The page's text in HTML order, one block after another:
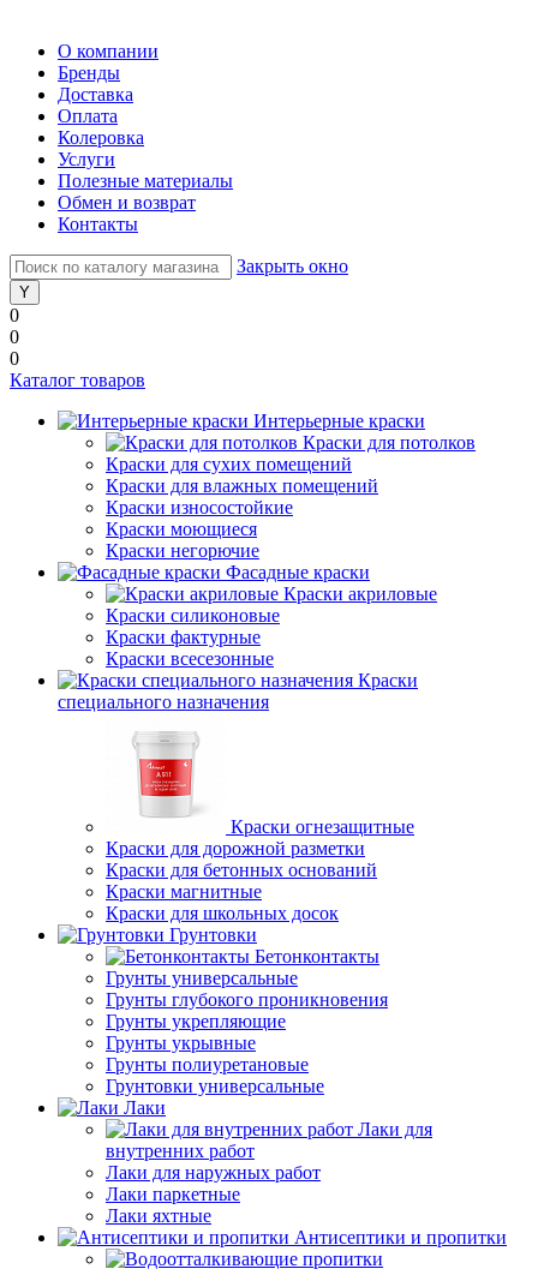
О компании
Бренды
Доставка
Оплата
Колеровка
Услуги
Полезные материалы
Обмен и возврат
Контакты
Закрыть окно
0
0
0
Каталог товаров
Интерьерные краски
Краски для потолков
Краски для сухих помещений
Краски для влажных помещений
Краски износостойкие
Краски моющиеся
Краски негорючие
Фасадные краски
Краски акриловые
Краски силиконовые
Краски фактурные
Краски всесезонные
Краски
специального назначения
Краски огнезащитные
Краски для дорожной разметки
Краски для бетонных оснований
Краски магнитные
Краски для школьных досок
Грунтовки
Бетонконтакты
Грунты универсальные
Грунты глубокого проникновения
Грунты укрепляющие
Грунты укрывные
Грунты полиуретановые
Грунтовки универсальные
Лаки
Лаки для
внутренних работ
Лаки для наружных работ
Лаки паркетные
Лаки яхтные
Антисептики и пропитки